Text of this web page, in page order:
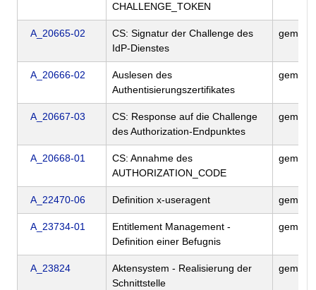
CHALLENGE_TOKEN
A_20665-02
CS: Signatur der Challenge des
IdP-Dienstes
A_20666-02
Auslesen des
Authentisierungszertifikates
A_20667-03
CS: Response auf die Challenge
des Authorization-Endpunktes
A_20668-01
CS: Annahme des
AUTHORIZATION_CODE
A_22470-06 Definition x-useragent
A_23734-01
Entitlement Management -
Definition einer Befugnis
A_23824
Aktensystem - Realisierung der
Schnittstelle